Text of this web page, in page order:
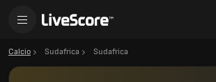
Calcio Sudafrica Sudafrica